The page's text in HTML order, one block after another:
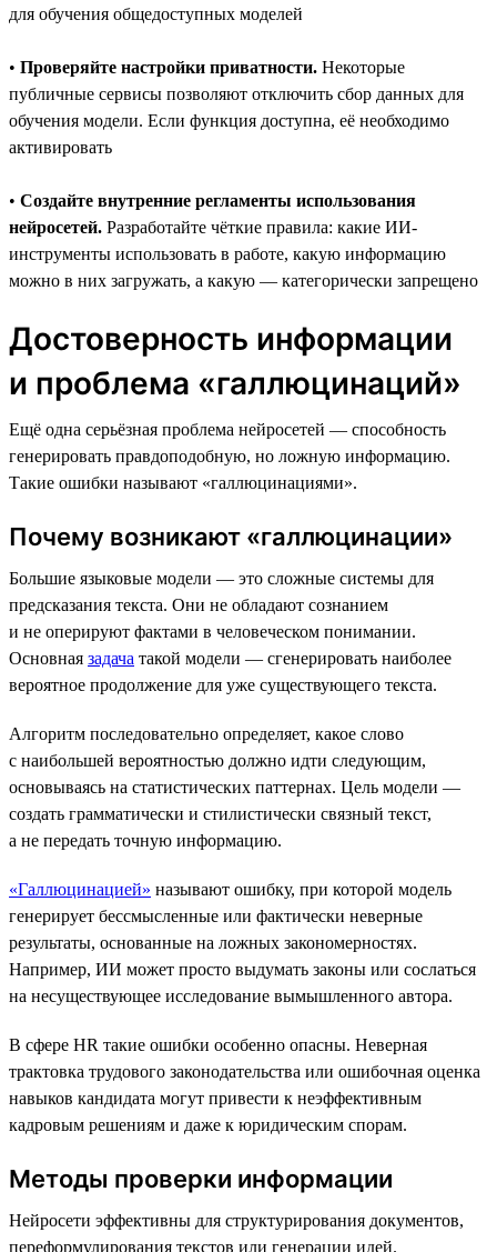
для обучения общедоступных моделей
• Проверяйте настройки приватности. Некоторые
публичные сервисы позволяют отключить сбор данных для
обучения модели. Если функция доступна, её необходимо
активировать
• Создайте внутренние регламенты использования
нейросетей. Разработайте чёткие правила: какие ИИ-
инструменты использовать в работе, какую информацию
можно в них загружать, а какую — категорически запрещено
Достоверность информации
и проблема «галлюцинаций»
Ещё одна серьёзная проблема нейросетей — способность
генерировать правдоподобную, но ложную информацию.
Такие ошибки называют «галлюцинациями».
Почему возникают «галлюцинации»
Большие языковые модели — это сложные системы для
предсказания текста. Они не обладают сознанием
и не оперируют фактами в человеческом понимании.
Основная задача такой модели — сгенерировать наиболее
вероятное продолжение для уже существующего текста.
Алгоритм последовательно определяет, какое слово
с наибольшей вероятностью должно идти следующим,
основываясь на статистических паттернах. Цель модели —
создать грамматически и стилистически связный текст,
а не передать точную информацию.
«Галлюцинацией» называют ошибку, при которой модель
генерирует бессмысленные или фактически неверные
результаты, основанные на ложных закономерностях.
Например, ИИ может просто выдумать законы или сослаться
на несуществующее исследование вымышленного автора.
В сфере HR такие ошибки особенно опасны. Неверная
трактовка трудового законодательства или ошибочная оценка
навыков кандидата могут привести к неэффективным
кадровым решениям и даже к юридическим спорам.
Методы проверки информации
Нейросети эффективны для структурирования документов,
переформулирования текстов или генерации идей.